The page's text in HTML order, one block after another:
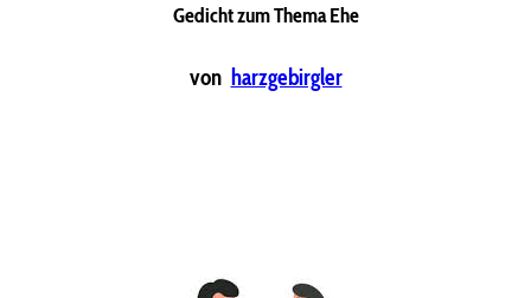
Gedicht zum Thema Ehe
von harzgebirgler